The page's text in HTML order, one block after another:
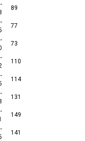
89
77
73
110
114
131
149
141